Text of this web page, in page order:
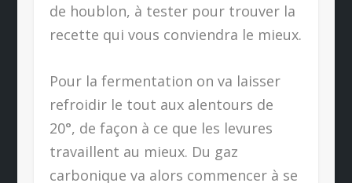
de houblon, à tester pour trouver la
recette qui vous conviendra le mieux.
Pour la fermentation on va laisser
refroidir le tout aux alentours de
20°, de façon à ce que les levures
travaillent au mieux. Du gaz
carbonique va alors commencer à se